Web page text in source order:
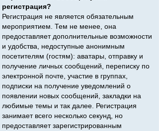
регистрация?
Регистрация не является обязательным
мероприятием. Тем не менее, она
предоставляет дополнительные возможности
и удобства, недоступные анонимным
посетителям (гостям): аватары, отправку и
получение личных сообщений, переписку по
электронной почте, участие в группах,
подписки на получение уведомлений о
появлении новых сообщений, закладки на
любимые темы и так далее. Регистрация
занимает всего несколько секунд, но
предоставляет зарегистрированным